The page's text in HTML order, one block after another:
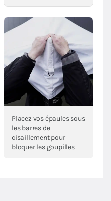
Placez vos épaules sous
les barres de
cisaillement pour
bloquer les goupilles